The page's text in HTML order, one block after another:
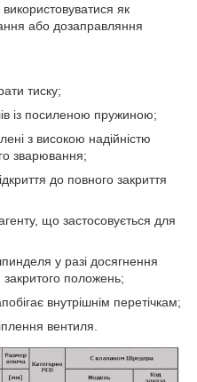
як
або дозаправляння
тиску;
із посиленою пружиною;
з високою надійністю
зварювання;
до повного закриття
що застосовується для
у разі досягнення
закритого положень;
внутрішнім перетічкам;
вентиля.